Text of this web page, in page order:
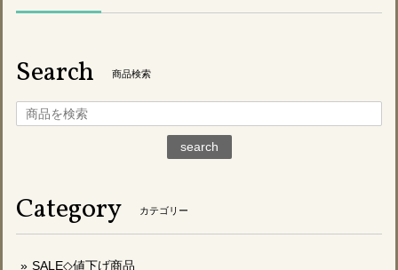
Search 商品検索
search
Category カテゴリー
SALE◇値下げ商品